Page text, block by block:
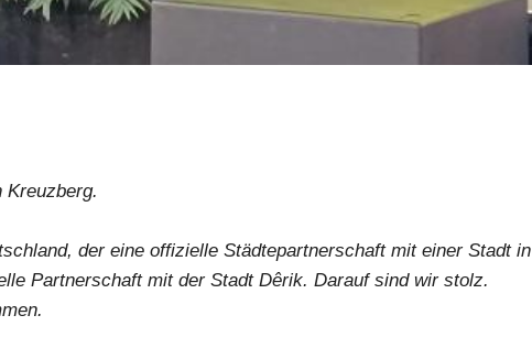
der eine offizielle Städtepartnerschaft mit einer Stadt in
Partnerschaft mit der Stadt Dêrik. Darauf sind wir stolz.